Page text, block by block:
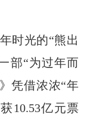
时光的“熊出
部“为过年而
凭借浓浓“年
10.53亿元票